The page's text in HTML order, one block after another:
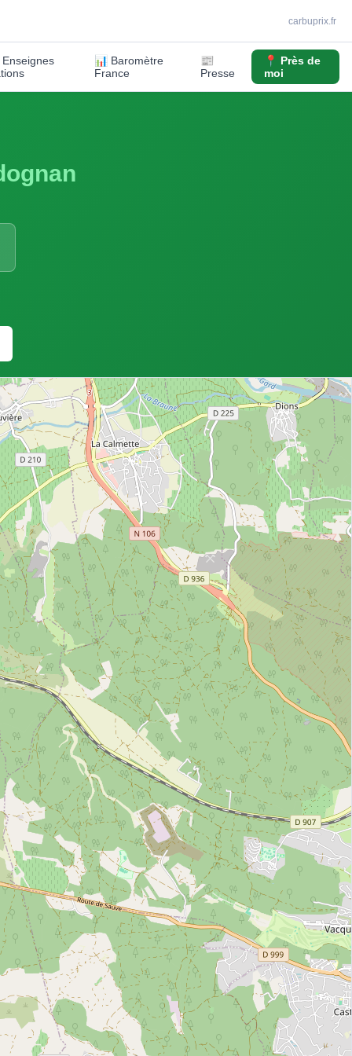
carbuprix.fr
📊 Baromètre
France
📰
Presse
📍 Près de
moi